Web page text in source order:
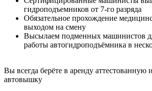
гидроподъемников от 7-го разряда
Обязательное прохождение
выходом на смену
Высылаем подменных машинистов
работы автогидроподъёмника в
Вы всегда берёте в аренду аттестованную
автовышку